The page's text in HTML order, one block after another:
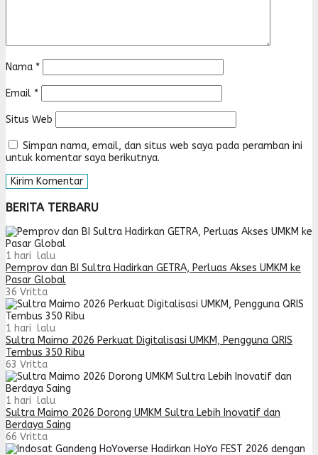
Nama *
Email *
Situs Web
Simpan nama, email, dan situs web saya pada peramban ini
untuk komentar saya berikutnya.
BERITA TERBARU
1 hari lalu
Pemprov dan BI Sultra Hadirkan GETRA, Perluas Akses UMKM ke
Pasar Global
36 Vritta
1 hari lalu
Sultra Maimo 2026 Perkuat Digitalisasi UMKM, Pengguna QRIS
Tembus 350 Ribu
63 Vritta
1 hari lalu
Sultra Maimo 2026 Dorong UMKM Sultra Lebih Inovatif dan
Berdaya Saing
66 Vritta